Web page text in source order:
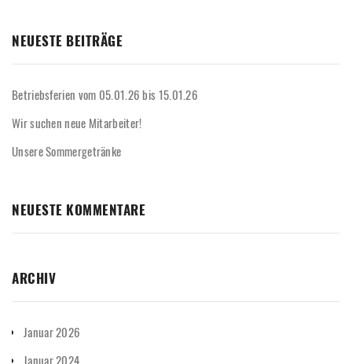
NEUESTE BEITRÄGE
Betriebsferien vom 05.01.26 bis 15.01.26
Wir suchen neue Mitarbeiter!
Unsere Sommergetränke
NEUESTE KOMMENTARE
ARCHIV
Januar 2026
Januar 2024